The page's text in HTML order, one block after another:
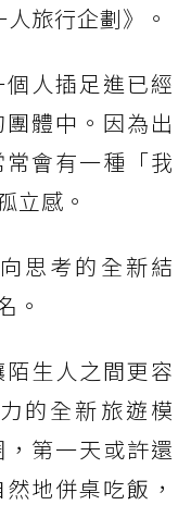
旅行企劃》。
人插足進已經
體中。因為出
會有一種「我
立感。
思考的全新結
。
生人之間更容
的全新旅遊模
第一天或許還
地併桌吃飯，